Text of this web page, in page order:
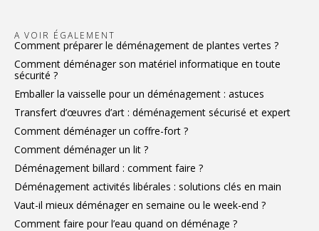
A VOIR ÉGALEMENT
Comment préparer le déménagement de plantes vertes ?
Comment déménager son matériel informatique en toute
sécurité ?
Emballer la vaisselle pour un déménagement : astuces
Transfert d’œuvres d’art : déménagement sécurisé et expert
Comment déménager un coffre-fort ?
Comment déménager un lit ?
Déménagement billard : comment faire ?
Déménagement activités libérales : solutions clés en main
Vaut-il mieux déménager en semaine ou le week-end ?
Comment faire pour l’eau quand on déménage ?